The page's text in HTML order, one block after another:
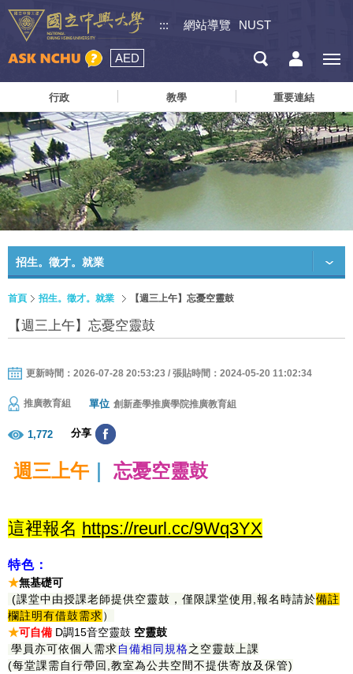
::: 網站導覽 NUST
AED
行政 教學 重要連結
招生。徵才。就業
首頁 招生。徵才。就業 【週三上午】忘憂空靈鼓
【週三上午】忘憂空靈鼓
更新時間：2026-07-28 20:53:23 / 張貼時間：2024-05-20 11:02:34
推廣教育組 單位 創新產學推廣學院推廣教育組
1,772 分享
週三上午 忘憂空靈鼓
這裡報名 https://reurl.cc/9Wq3YX
特色：
★無基礎可
(課堂中由授課老師提供空靈鼓，僅限課堂使用,報名時請於備註
欄註明有借鼓需求）
★可自備 D調15音空靈鼓 空靈鼓
學員亦可依個人需求自備相同規格之空靈鼓上課
(每堂課需自行帶回,教室為公共空間不提供寄放及保管)